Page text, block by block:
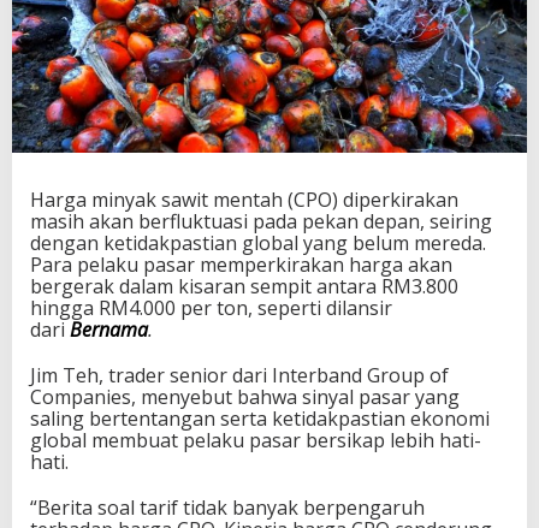
Harga minyak sawit mentah (CPO) diperkirakan
masih akan berfluktuasi pada pekan depan, seiring
dengan ketidakpastian global yang belum mereda.
Para pelaku pasar memperkirakan harga akan
bergerak dalam kisaran sempit antara RM3.800
hingga RM4.000 per ton, seperti dilansir
dari Bernama.
Jim Teh, trader senior dari Interband Group of
Companies, menyebut bahwa sinyal pasar yang
saling bertentangan serta ketidakpastian ekonomi
global membuat pelaku pasar bersikap lebih hati-
hati.
“Berita soal tarif tidak banyak berpengaruh